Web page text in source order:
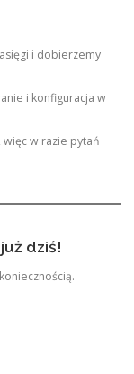
i dobierzemy
i konfiguracja w
więc w razie pytań
dziś!